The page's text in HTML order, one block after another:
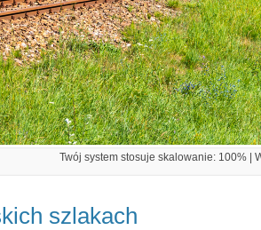
Twój system stosuje skalowanie: 100% |
szlakach